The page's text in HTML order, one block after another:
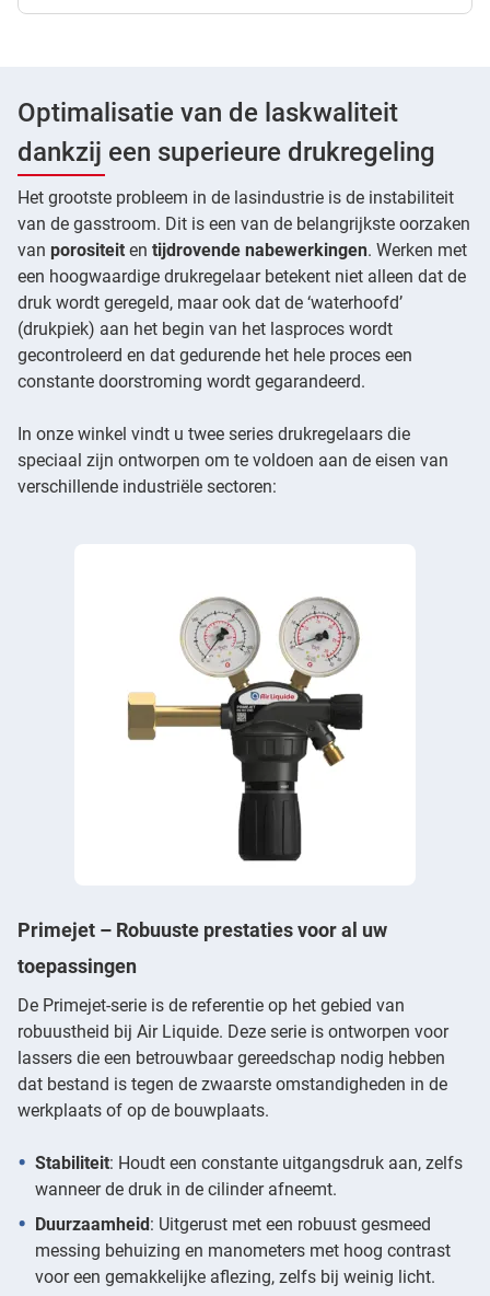
Optimalisatie van de laskwaliteit
dankzij een superieure drukregeling
Het grootste probleem in de lasindustrie is de instabiliteit
van de gasstroom. Dit is een van de belangrijkste oorzaken
van porositeit en tijdrovende nabewerkingen. Werken met
een hoogwaardige drukregelaar betekent niet alleen dat de
druk wordt geregeld, maar ook dat de ‘waterhoofd’
(drukpiek) aan het begin van het lasproces wordt
gecontroleerd en dat gedurende het hele proces een
constante doorstroming wordt gegarandeerd.
In onze winkel vindt u twee series drukregelaars die
speciaal zijn ontworpen om te voldoen aan de eisen van
verschillende industriële sectoren:
Primejet – Robuuste prestaties voor al uw
toepassingen
De Primejet-serie is de referentie op het gebied van
robuustheid bij Air Liquide. Deze serie is ontworpen voor
lassers die een betrouwbaar gereedschap nodig hebben
dat bestand is tegen de zwaarste omstandigheden in de
werkplaats of op de bouwplaats.
Stabiliteit: Houdt een constante uitgangsdruk aan, zelfs
wanneer de druk in de cilinder afneemt.
Duurzaamheid: Uitgerust met een robuust gesmeed
messing behuizing en manometers met hoog contrast
voor een gemakkelijke aflezing, zelfs bij weinig licht.